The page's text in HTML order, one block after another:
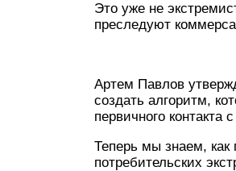
Это уже не
преследуют
Артем Павлов
создать алгоритм,
первичного контакта
Теперь мы знаем, как
потребительских